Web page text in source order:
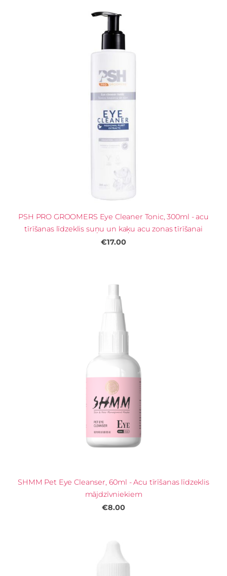
PSH PRO GROOMERS Eye Cleaner Tonic, 300ml - acu
tīrīšanas līdzeklis suņu un kaķu acu zonas tīrīšanai
€17.00
SHMM Pet Eye Cleanser, 60ml - Acu tīrīšanas līdzeklis
mājdzīvniekiem
€8.00